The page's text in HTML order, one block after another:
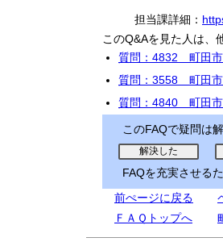
担当課詳細：
このQ&Aを見た人は、
質問：4832 町田市
質問：3558 町田市
質問：4840 町田市
このFAQで疑問は
FAQを充実させる
前ぺージに戻る
ＦＡＱトップへ